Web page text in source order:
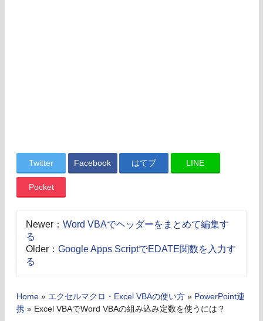
Twitter Facebook はてブ LINE
Pocket
Newer： Word VBAでヘッダーをまとめて編集す
る
Older： Google Apps ScriptでEDATE関数を入力す
る
Home » エクセルマクロ・Excel VBAの使い方 » PowerPoint連
携 » Excel VBAでWord VBAの組み込み定数を使うには？